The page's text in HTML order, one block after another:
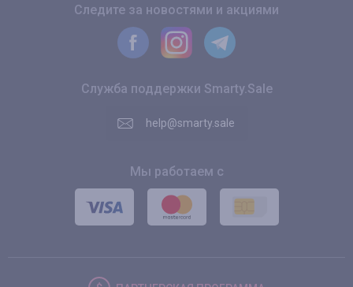
Следите за новостями и акциями
Служба поддержки Smarty.Sale
help@smarty.sale
Мы работаем с